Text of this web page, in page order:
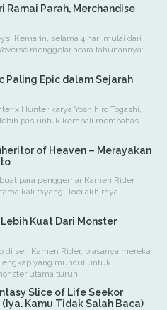
Ramai Parah, Merchandise
Kemarin, selama 4 hari mulai dari
menggelar acara tahunannya:
Paling Epic dalam Sejarah
x Hunter karya Yoshihiro Togashi,
pas untuk kembali membahas
of Heaven – Merayakan
para penggemar Kamen Rider
kali tayang, Toei akhirnya
Kuat Dari Monster
di seri Kamen Rider, biasanya mereka
yang muncul untuk
utama turun...
Slice of Life Seekor
Kamu Tidak Salah Baca)